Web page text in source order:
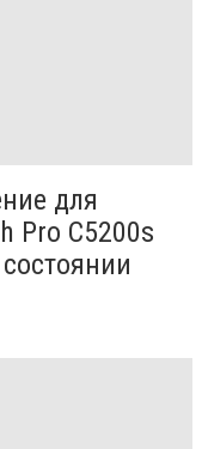
для
Pro C5200s